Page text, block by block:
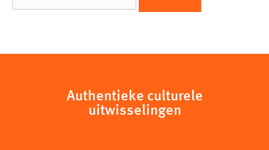
naar:
Authentieke culturele
uitwisselingen